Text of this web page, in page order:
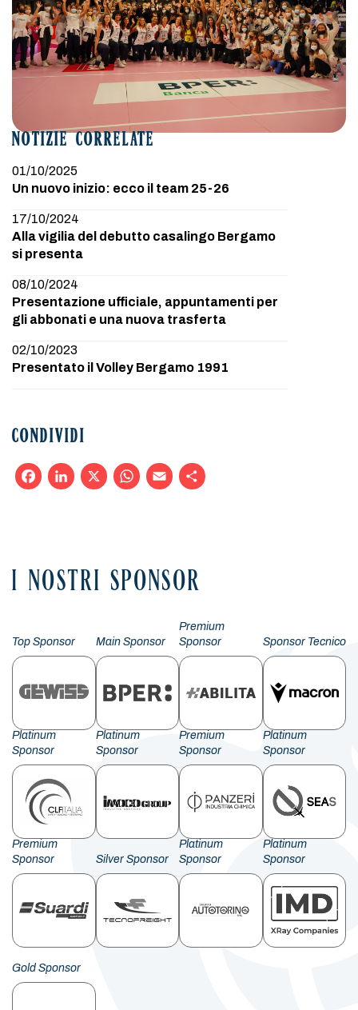
NOTIZIE CORRELATE
01/10/2025
Un nuovo inizio: ecco il team 25-26
17/10/2024
Alla vigilia del debutto casalingo Bergamo
si presenta
08/10/2024
Presentazione ufficiale, appuntamenti per
gli abbonati e una nuova trasferta
02/10/2023
Presentato il Volley Bergamo 1991
CONDIVIDI
I NOSTRI SPONSOR
Top Sponsor Main Sponsor
Premium
Sponsor
Sponsor Tecnico
Platinum
Sponsor
Platinum
Sponsor
Premium
Sponsor
Platinum
Sponsor
Premium
Sponsor
Silver Sponsor
Platinum
Sponsor
Platinum
Sponsor
Gold Sponsor